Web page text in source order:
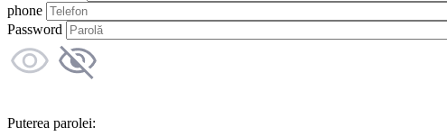
phone
Password
Puterea parolei: